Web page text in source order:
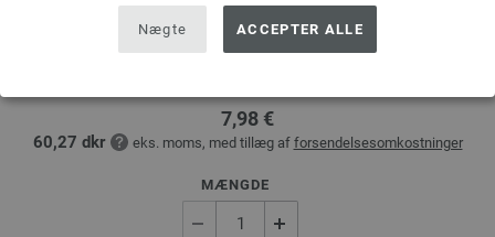
Nægte ACCEPTER ALLE
LANA GROSSA Rundpind Design Træ Multicolor Str. 4,5/80cm
7,98 €
60,27 dkr eks. moms, med tillæg af forsendelsesomkostninger
MÆNGDE